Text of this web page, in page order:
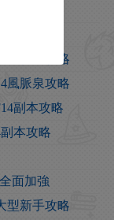
介紹
本攻略
風脈泉攻略
風脈泉攻略
副本攻略
本攻略
面加強
型新手攻略